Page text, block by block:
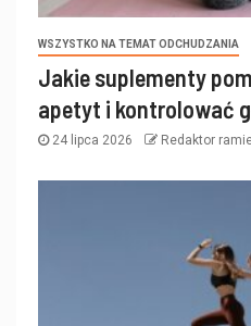
WSZYSTKO NA TEMAT ODCHUDZANIA
Jakie suplementy
apetyt i kontrolować
24 lipca 2026 Redaktor